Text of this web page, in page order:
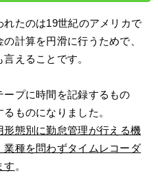
たのは19世紀のアメリカで
計算を円滑に行うためで、
言えることです。
プに時間を記録するもの
ものになりました。
形態別に勤怠管理が行える機
種を問わずタイムレコーダ
す 。